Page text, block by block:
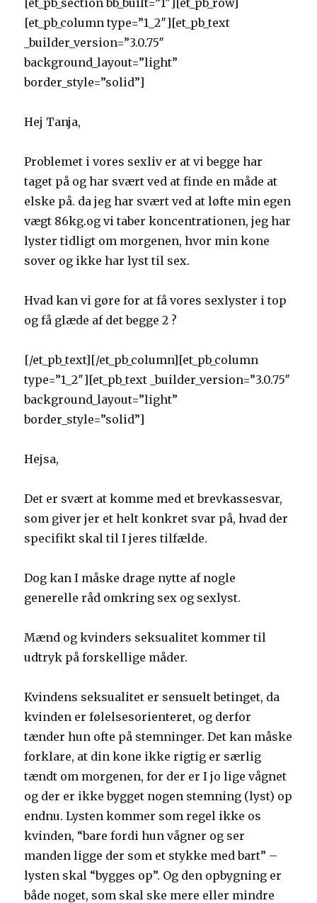
[et_pb_column type=”1_2″][et_pb_text
_builder_version=”3.0.75″
background_layout=”light”
border_style=”solid”]
Hej Tanja,
Problemet i vores sexliv er at vi begge har
taget på og har svært ved at finde en måde at
elske på. da jeg har svært ved at løfte min egen
vægt 86kg.og vi taber koncentrationen, jeg har
lyster tidligt om morgenen, hvor min kone
sover og ikke har lyst til sex.
Hvad kan vi gøre for at få vores sexlyster i top
og få glæde af det begge 2 ?
[/et_pb_text][/et_pb_column][et_pb_column
type=”1_2″][et_pb_text _builder_version=”3.0.75″
background_layout=”light”
border_style=”solid”]
Hejsa,
Det er svært at komme med et brevkassesvar,
som giver jer et helt konkret svar på, hvad der
specifikt skal til I jeres tilfælde.
Dog kan I måske drage nytte af nogle
generelle råd omkring sex og sexlyst.
Mænd og kvinders seksualitet kommer til
udtryk på forskellige måder.
Kvindens seksualitet er sensuelt betinget, da
kvinden er følelsesorienteret, og derfor
tænder hun ofte på stemninger. Det kan måske
forklare, at din kone ikke rigtig er særlig
tændt om morgenen, for der er I jo lige vågnet
og der er ikke bygget nogen stemning (lyst) op
endnu. Lysten kommer som regel ikke os
kvinden, “bare fordi hun vågner og ser
manden ligge der som et stykke med bart” –
lysten skal “bygges op”. Og den opbygning er
både noget, som skal ske mere eller mindre